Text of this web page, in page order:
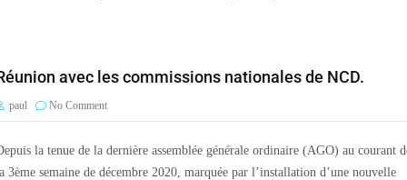
avec les commissions nationales de NCD.
paul No Comment
la tenue de la dernière assemblée générale ordinaire (AGO) au courant
3ème semaine de décembre 2020, marquée par l’installation d’une nouvelle